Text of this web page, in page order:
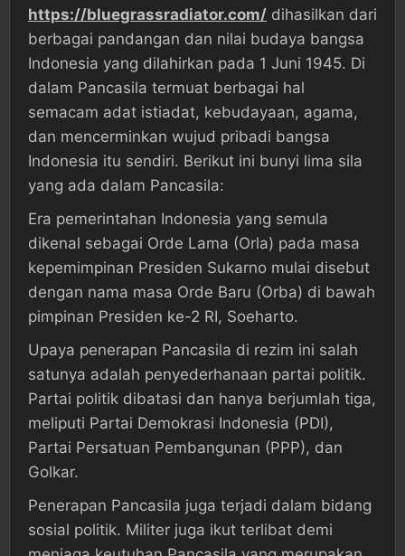
https://bluegrassradiator.com/ dihasilkan dari
berbagai pandangan dan nilai budaya bangsa
Indonesia yang dilahirkan pada 1 Juni 1945. Di
dalam Pancasila termuat berbagai hal
semacam adat istiadat, kebudayaan, agama,
dan mencerminkan wujud pribadi bangsa
Indonesia itu sendiri. Berikut ini bunyi lima sila
yang ada dalam Pancasila:
Era pemerintahan Indonesia yang semula
dikenal sebagai Orde Lama (Orla) pada masa
kepemimpinan Presiden Sukarno mulai disebut
dengan nama masa Orde Baru (Orba) di bawah
pimpinan Presiden ke-2 RI, Soeharto.
Upaya penerapan Pancasila di rezim ini salah
satunya adalah penyederhanaan partai politik.
Partai politik dibatasi dan hanya berjumlah tiga,
meliputi Partai Demokrasi Indonesia (PDI),
Partai Persatuan Pembangunan (PPP), dan
Golkar.
Penerapan Pancasila juga terjadi dalam bidang
sosial politik. Militer juga ikut terlibat demi